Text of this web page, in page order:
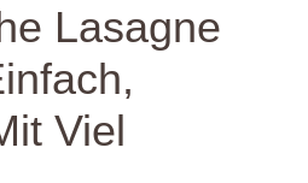
Lasagne
Viel